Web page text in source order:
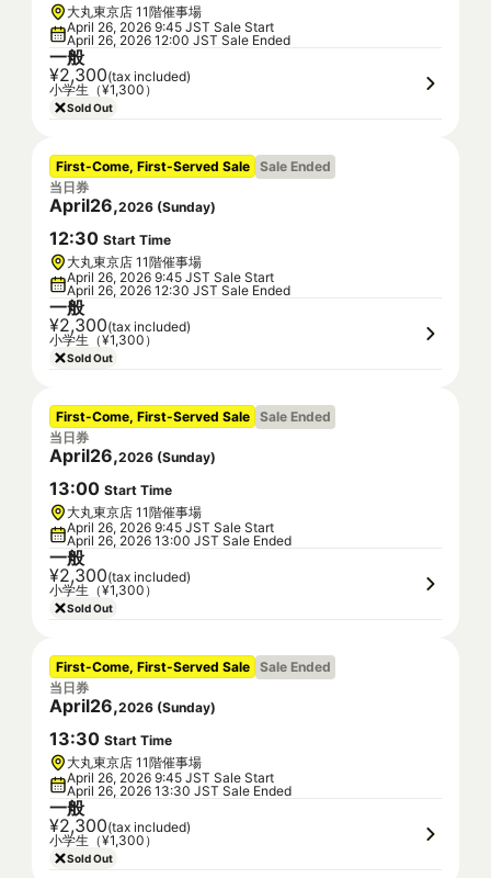
大丸東京店 11階催事場
April 26, 2026 9:45 JST Sale Start
April 26, 2026 12:00 JST Sale Ended
一般
¥2,300(tax included)
小学生（¥1,300）
Sold Out
First-Come, First-Served Sale Sale Ended
当日券
April26,2026 (Sunday)
12:30 Start Time
大丸東京店 11階催事場
April 26, 2026 9:45 JST Sale Start
April 26, 2026 12:30 JST Sale Ended
一般
¥2,300(tax included)
小学生（¥1,300）
Sold Out
First-Come, First-Served Sale Sale Ended
当日券
April26,2026 (Sunday)
13:00 Start Time
大丸東京店 11階催事場
April 26, 2026 9:45 JST Sale Start
April 26, 2026 13:00 JST Sale Ended
一般
¥2,300(tax included)
小学生（¥1,300）
Sold Out
First-Come, First-Served Sale Sale Ended
当日券
April26,2026 (Sunday)
13:30 Start Time
大丸東京店 11階催事場
April 26, 2026 9:45 JST Sale Start
April 26, 2026 13:30 JST Sale Ended
一般
¥2,300(tax included)
小学生（¥1,300）
Sold Out